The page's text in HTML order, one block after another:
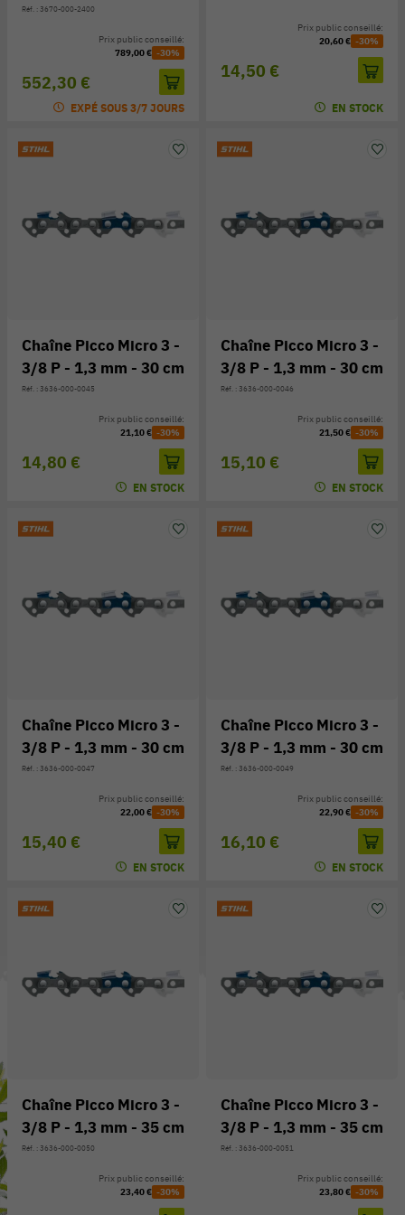
Réf. : 3670-000-2400
552,30 €
Prix public conseillé:
789,00 € -30%
EXPÉ SOUS 3/7 JOURS
14,50 €
Prix public conseillé:
20,60 € -30%
EN STOCK
Chaîne Picco Micro 3 -
3/8 P - 1,3 mm - 30 cm
Réf. : 3636-000-0045
14,80 €
Prix public conseillé:
21,10 € -30%
EN STOCK
Chaîne Picco Micro 3 -
3/8 P - 1,3 mm - 30 cm
Réf. : 3636-000-0046
15,10 €
Prix public conseillé:
21,50 € -30%
EN STOCK
Chaîne Picco Micro 3 -
3/8 P - 1,3 mm - 30 cm
Réf. : 3636-000-0047
15,40 €
Prix public conseillé:
22,00 € -30%
EN STOCK
Chaîne Picco Micro 3 -
3/8 P - 1,3 mm - 30 cm
Réf. : 3636-000-0049
16,10 €
Prix public conseillé:
22,90 € -30%
EN STOCK
Chaîne Picco Micro 3 -
3/8 P - 1,3 mm - 35 cm
Réf. : 3636-000-0050
Prix public conseillé:
23,40 € -30%
Chaîne Picco Micro 3 -
3/8 P - 1,3 mm - 35 cm
Réf. : 3636-000-0051
Prix public conseillé:
23,80 € -30%